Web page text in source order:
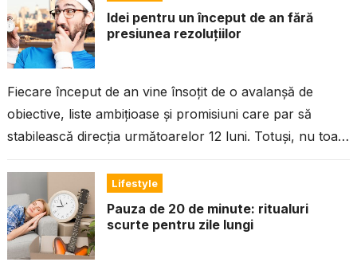
Idei pentru un început de an fără
presiunea rezoluțiilor
Fiecare început de an vine însoțit de o avalanșă de
obiective, liste ambițioase și promisiuni care par să
stabilească direcția următoarelor 12 luni. Totuși, nu toată
Lifestyle
Pauza de 20 de minute: ritualuri
scurte pentru zile lungi